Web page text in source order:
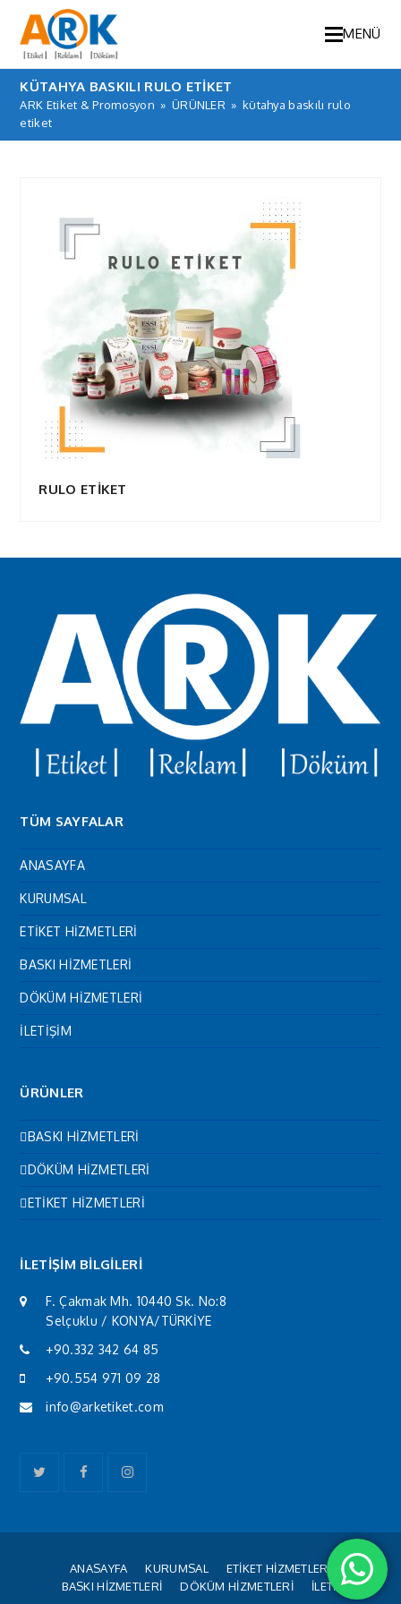
MENÜ
KÜTAHYA BASKILI RULO ETIKET
ARK Etiket & Promosyon » ÜRÜNLER » kütahya baskılı rulo
etiket
RULO ETİKET
TÜM SAYFALAR
ANASAYFA
KURUMSAL
ETİKET HİZMETLERİ
BASKI HİZMETLERİ
DÖKÜM HİZMETLERİ
İLETİŞİM
ÜRÜNLER
BASKI HİZMETLERİ
DÖKÜM HİZMETLERİ
ETİKET HİZMETLERİ
İLETİŞİM BİLGİLERİ
F. Çakmak Mh. 10440 Sk. No:8
Selçuklu / KONYA/TÜRKİYE
+90.332 342 64 85
+90.554 971 09 28
info@arketiket.com
TwitterFacebookInstagram
ANASAYFA KURUMSAL
ETİKET HİZMETLERİ
BASKI HİZMETLERİ
DÖKÜM HİZMETLERİ İLETİŞİM